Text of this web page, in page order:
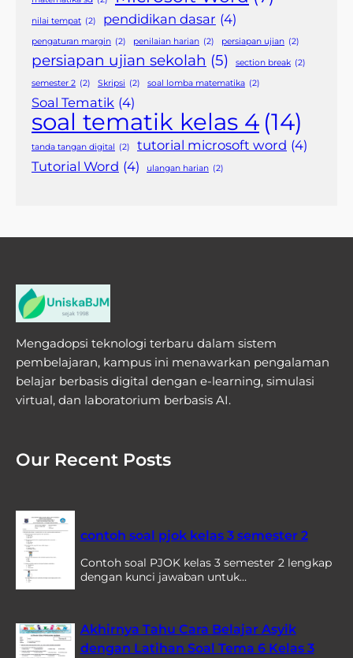
nilai tempat (2) pendidikan dasar (4)
pengaturan margin (2) penilaian harian (2) persiapan ujian (2)
persiapan ujian sekolah (5) section break (2)
semester 2 (2) Skripsi (2) soal lomba matematika (2)
Soal Tematik (4)
soal tematik kelas 4 (14)
tanda tangan digital (2) tutorial microsoft word (4)
Tutorial Word (4) ulangan harian (2)
Mengadopsi teknologi terbaru dalam sistem
pembelajaran, kampus ini menawarkan pengalaman
belajar berbasis digital dengan e-learning, simulasi
virtual, dan laboratorium berbasis AI.
Our Recent Posts
contoh soal pjok kelas 3 semester 2
Contoh soal PJOK kelas 3 semester 2 lengkap
dengan kunci jawaban untuk…
Akhirnya Tahu Cara Belajar Asyik
dengan Latihan Soal Tema 6 Kelas 3